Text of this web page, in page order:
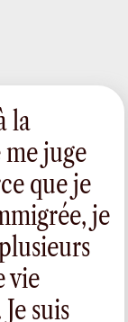
la
juge
que je
je
vie
suis